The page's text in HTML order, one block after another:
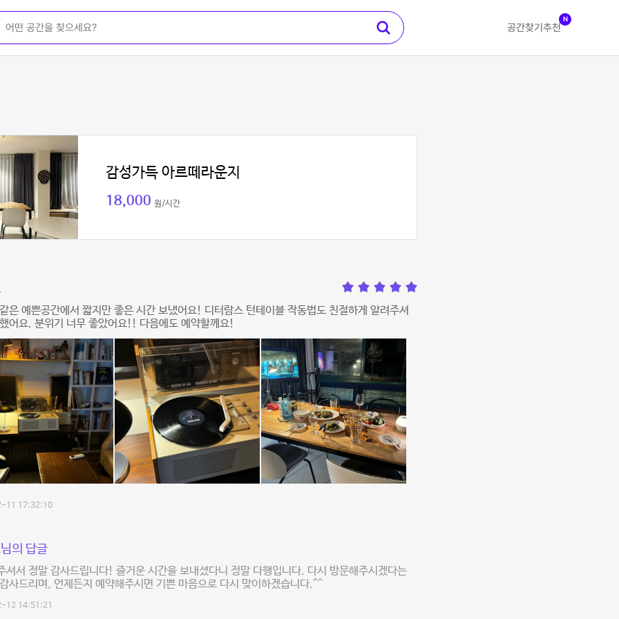
공간찾기 추천
N
감성가득 아르떼라운지
18,000 원/시간
은 예쁜공간에서 짧지만 좋은 시간 보냈어요! 디터람스 턴테이블 작동법도 친절하게 알려주셔
어요. 분위기 너무 좋았어요!! 다음에도 예약할께요!
11 17:32:10
의 답글
셔서 정말 감사드립니다! 즐거운 시간을 보내셨다니 정말 다행입니다. 다시 방문해주시겠다는
사드리며, 언제든지 예약해주시면 기쁜 마음으로 다시 맞이하겠습니다.^^
12 14:51:21